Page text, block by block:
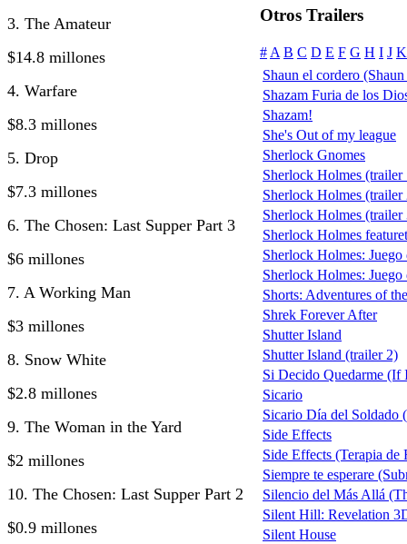
3. The Amateur
$14.8 millones
4. Warfare
$8.3 millones
5. Drop
$7.3 millones
6. The Chosen: Last Supper Part 3
$6 millones
7. A Working Man
$3 millones
8. Snow White
$2.8 millones
9. The Woman in the Yard
$2 millones
10. The Chosen: Last Supper Part 2
$0.9 millones
Otros Trailers
# A B C D E F G H I J K
Shaun el cordero
Shazam Furia de los
Shazam!
She's Out of my league
Sherlock Gnomes
Sherlock Holmes (trailer
Sherlock Holmes (trailer
Sherlock Holmes (trailer
Sherlock Holmes
Sherlock Holmes: Juego
Sherlock Holmes:
Shorts: Adventures of
Shrek Forever After
Shutter Island
Shutter Island (trailer 2)
Si Decido Quedarme (If
Sicario
Sicario Día del Soldado
Side Effects
Side Effects (Terapia de
Siempre te esperare
Silencio del Más Allá
Silent Hill: Revelation
Silent House